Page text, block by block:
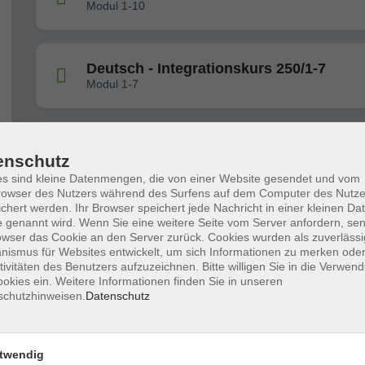
Modul 1-10
Deutsch - Integrationskurs 250/1-7
Modul 1-7
Deutsch: Alpha Integrationskurs 252/1 -
Modul 1-10
Berufssprachkurs mit Zielsprachniveau
Kooperation BAMF + Jobcenter
sind kleine Datenmengen, die von einer Website gesendet und vom
des Nutzers während des Surfens auf dem Computer des
werden. Ihr Browser speichert jede Nachricht in einer kleinen
genannt wird. Wenn Sie eine weitere Seite vom Server anfordern,
das Cookie an den Server zurück. Cookies wurden als
für Websites entwickelt, um sich Informationen zu merken
des Benutzers aufzuzeichnen. Bitte willigen Sie in die
ein. Weitere Informationen finden Sie in unseren
Datenschutz